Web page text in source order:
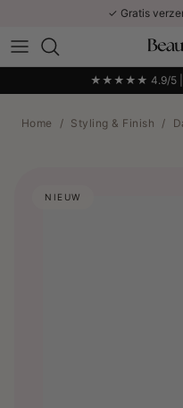
✓ Gratis
★★★★★ 4.9/5 |
Home / Styling & Finish /
NIEUW